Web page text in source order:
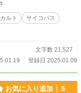
ルト
サイコパス
文字数 21,527
登録日 2025.01.09
お気に入り追加 5